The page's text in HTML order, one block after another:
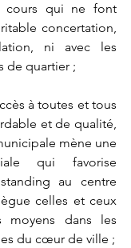
cours qui ne font
concertation,
ni avec les
de quartier ;
à toutes et tous
et de qualité,
mène une
qui favorise
au centre
celles et ceux
moyens dans les
du cœur de ville ;